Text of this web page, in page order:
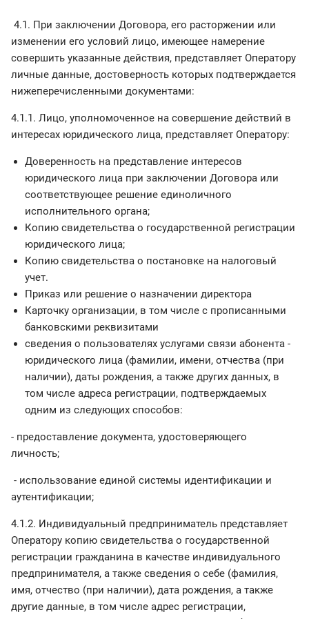
4.1. При заключении Договора, его расторжении или
изменении его условий лицо, имеющее намерение
совершить указанные действия, представляет Оператору
личные данные, достоверность которых подтверждается
нижеперечисленными документами:
4.1.1. Лицо, уполномоченное на совершение действий в
интересах юридического лица, представляет Оператору:
Доверенность на представление интересов
юридического лица при заключении Договора или
соответствующее решение единоличного
исполнительного органа;
Копию свидетельства о государственной регистрации
юридического лица;
Копию свидетельства о постановке на налоговый
учет.
Приказ или решение о назначении директора
Карточку организации, в том числе с прописанными
банковскими реквизитами
сведения о пользователях услугами связи абонента -
юридического лица (фамилии, имени, отчества (при
наличии), даты рождения, а также других данных, в
том числе адреса регистрации, подтверждаемых
одним из следующих способов:
- предоставление документа, удостоверяющего
личность;
- использование единой системы идентификации и
аутентификации;
4.1.2. Индивидуальный предприниматель представляет
Оператору копию свидетельства о государственной
регистрации гражданина в качестве индивидуального
предпринимателя, а также сведения о себе (фамилия,
имя, отчество (при наличии), дата рождения, а также
другие данные, в том числе адрес регистрации,